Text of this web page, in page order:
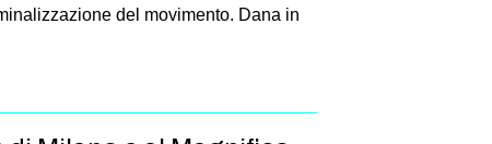
del movimento. Dana in